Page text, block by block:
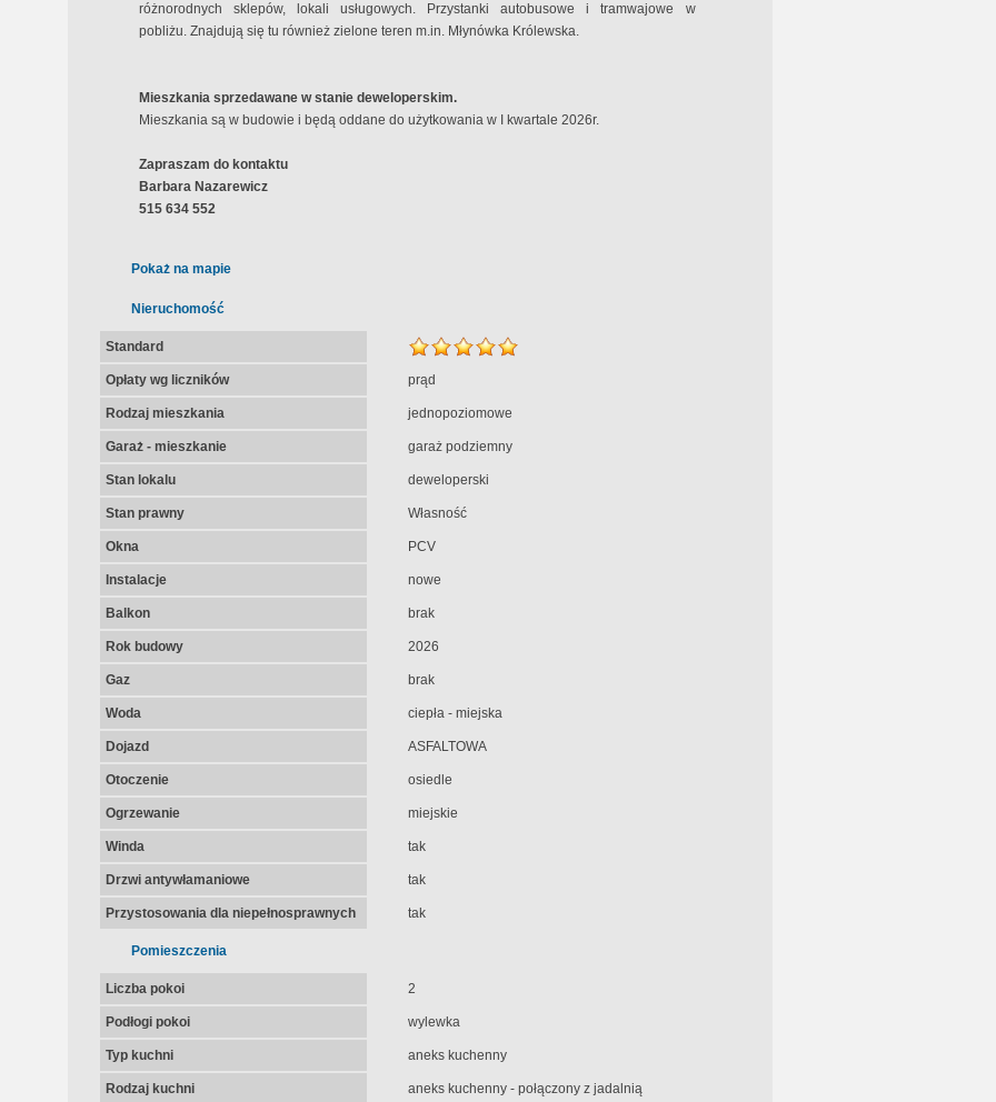
różnorodnych sklepów, lokali usługowych. Przystanki autobusowe i tramwajowe w
pobliżu. Znajdują się tu również zielone teren m.in. Młynówka Królewska.
Mieszkania sprzedawane w stanie deweloperskim.
Mieszkania są w budowie i będą oddane do użytkowania w I kwartale 2026r.
Zapraszam do kontaktu
Barbara Nazarewicz
515 634 552
Pokaż na mapie
Nieruchomość
Standard
Opłaty wg liczników prąd
Rodzaj mieszkania jednopoziomowe
Garaż - mieszkanie garaż podziemny
Stan lokalu deweloperski
Stan prawny Własność
Okna PCV
Instalacje nowe
Balkon brak
Rok budowy 2026
Gaz brak
Woda ciepła - miejska
Dojazd ASFALTOWA
Otoczenie osiedle
Ogrzewanie miejskie
Winda tak
Drzwi antywłamaniowe tak
Przystosowania dla niepełnosprawnych tak
Pomieszczenia
Liczba pokoi 2
Podłogi pokoi wylewka
Typ kuchni aneks kuchenny
Rodzaj kuchni aneks kuchenny - połączony z jadalnią